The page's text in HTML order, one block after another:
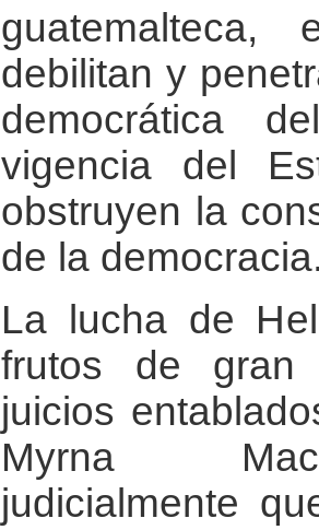
guatemalteca,
debilitan y
democrática
vigencia del
obstruyen la
de la
La lucha de
frutos de gran
juicios
Myrna
judicialmente